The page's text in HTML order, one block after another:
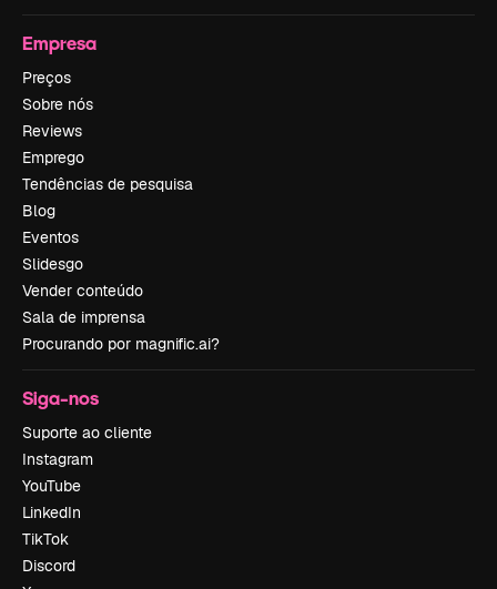
Empresa
Preços
Sobre nós
Reviews
Emprego
Tendências de pesquisa
Blog
Eventos
Slidesgo
Vender conteúdo
Sala de imprensa
Procurando por magnific.ai?
Siga-nos
Suporte ao cliente
Instagram
YouTube
LinkedIn
TikTok
Discord